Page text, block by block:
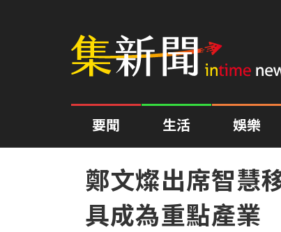
要聞 生活 娛樂
鄭文燦出席智慧
具成為重點產業